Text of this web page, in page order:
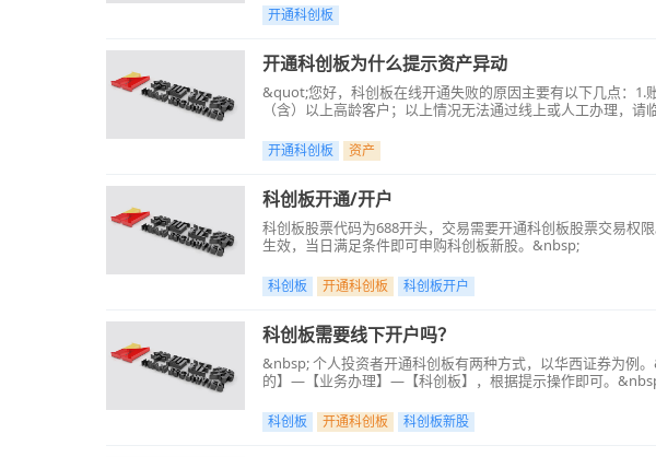
开通科创板
开通科创板为什么提示资产异动
&quot;您好，科创板在线开通失败的原因主要有以下几点：1.
（含）以上高龄客户；以上情况无法通过线上或人工办理，
开通科创板 资产
科创板开通/开户
科创板股票代码为688开头，交易需要开通科创板股票交易权
生效，当日满足条件即可申购科创板新股。&nbsp;
科创板 开通科创板 科创板开户
科创板需要线下开户吗？
&nbsp; 个人投资者开通科创板有两种方式，以华西证券为例
的】—【业务办理】—【科创板】，根据提示操作即可。
满足条件即可申购科创板新股。3.科创板无转签说法，满足条件
科创板 开通科创板 科创板新股